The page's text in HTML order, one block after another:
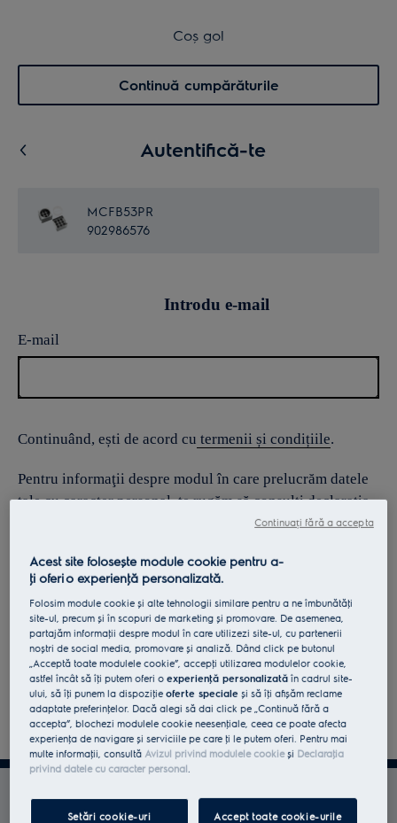
Menu 0
Coș de cumpărături
Coș gol
Continuă cumpărăturile
Autentifică-te
MCFB53PR
902986576
Introdu e-mail
E-mail
Continuând, ești de acord cu termenii și condițiile.
Pentru informaţii despre modul în care prelucrăm datele
tale cu caracter personal, te rugăm să consulţi declaraţia
Profită la maxim de
Acest site folosește module cookie pentru a-
ţi oferi o experienţă personalizată.
Folosim module cookie și alte tehnologii similare pentru a ne îmbunătăţi
site-ul, precum și în scopuri de marketing și promovare. De asemenea,
partajăm informaţii despre modul în care utilizezi site-ul, cu partenerii
noștri de social media, promovare și analiză. Dând click pe butonul
„Acceptă toate modulele cookie”, accepţi utilizarea modulelor cookie,
astfel încât să îţi putem oferi oexperienţă personalizată în cadrul site-
ului, să îţi punem la dispoziţieoferte speciale și să îţi afișăm reclame
adaptate preferinţelor. Dacă alegi să dai click pe „Continuă fără a
accepta”, blochezi modulele cookie neesenţiale, ceea ce poate afecta
experienţa de navigare și serviciile pe care ţi le putem oferi. Pentru mai
multe informaţii, consultă Avizul privind modulele cookieși Declaraţia
privind datele cu caracter personal.
Setări cookie-uri Accept toate cookie-urile
Continuați fără a accepta